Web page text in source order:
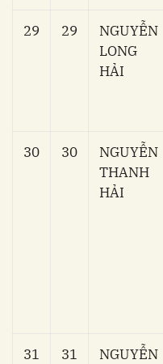
29 29
NGUYỄN
LONG
HẢI
30 30
NGUYỄN
THANH
HẢI
31 31
NGUYỄN